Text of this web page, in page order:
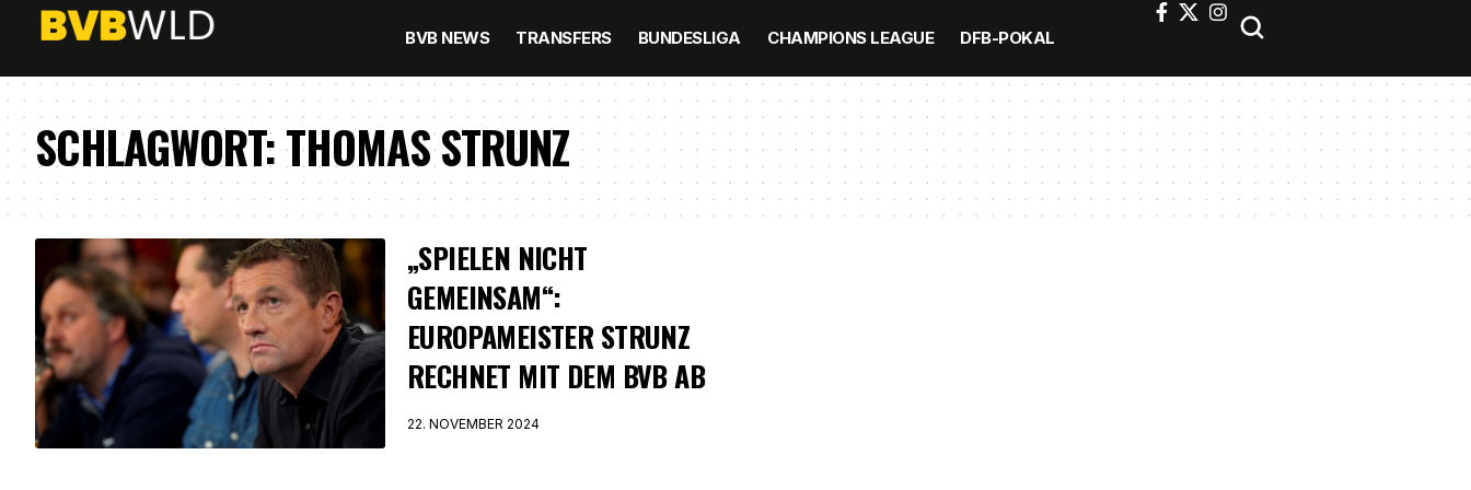
BVB NEWS TRANSFERS BUNDESLIGA CHAMPIONS LEAGUE DFB-POKAL
SCHLAGWORT:THOMAS STRUNZ
„SPIELEN NICHT
GEMEINSAM“:
EUROPAMEISTER STRUNZ
RECHNET MIT DEM BVB AB
22. NOVEMBER 2024